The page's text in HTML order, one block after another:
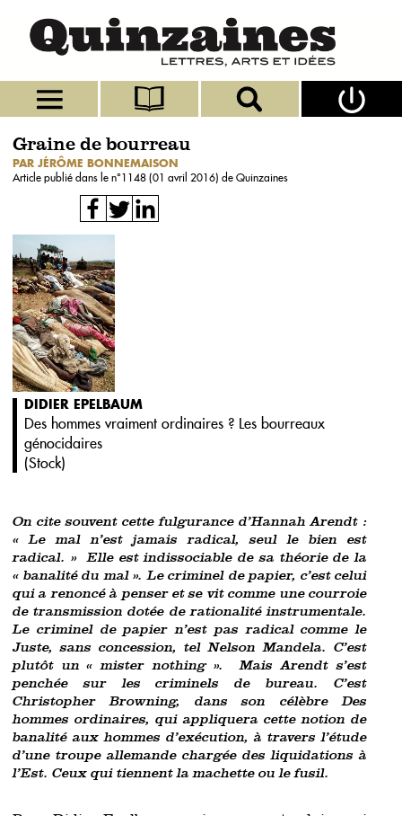
Graine de bourreau
PAR JÉRÔME BONNEMAISON
Article publié dans le n°1148 (01 avril 2016) de Quinzaines
DIDIER EPELBAUM
Des hommes vraiment ordinaires ? Les bourreaux
génocidaires
(Stock)
On cite souvent cette fulgurance d’Hannah Arendt :
« Le mal n’est jamais radical, seul le bien est
radical. » Elle est indissociable de sa théorie de la
« banalité du mal ». Le criminel de papier, c’est celui
qui a renoncé à penser et se vit comme une courroie
de transmission dotée de rationalité instrumentale.
Le criminel de papier n’est pas radical comme le
Juste, sans concession, tel Nelson Mandela. C’est
plutôt un « mister nothing ». Mais Arendt s’est
penchée sur les criminels de bureau. C’est
Christopher Browning, dans son célèbre Des
hommes ordinaires, qui appliquera cette notion de
banalité aux hommes d’exécution, à travers l’étude
d’une troupe allemande chargée des liquidations à
l’Est. Ceux qui tiennent la machette ou le fusil.